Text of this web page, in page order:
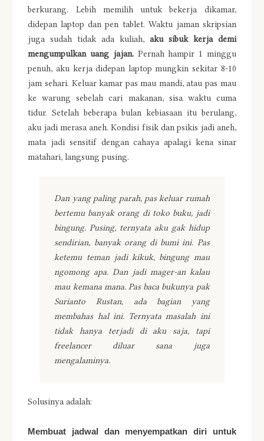
berkurang. Lebih memilih untuk bekerja dikamar,
didepan laptop dan pen tablet. Waktu jaman skripsian
juga sudah tidak ada kuliah, aku sibuk kerja demi
mengumpulkan uang jajan.Pernah hampir 1 minggu
penuh, aku kerja didepan laptop mungkin sekitar 8-10
jam sehari. Keluar kamar pas mau mandi, atau pas mau
ke warung sebelah cari makanan, sisa waktu cuma
tidur. Setelah beberapa bulan kebiasaan itu berulang,
aku jadi merasa aneh. Kondisi fisik dan psikis jadi aneh,
mata jadi sensitif dengan cahaya apalagi kena sinar
matahari, langsung pusing.
Dan yang paling parah, pas keluar rumah
bertemu banyak orang di toko buku, jadi
bingung. Pusing, ternyata aku gak hidup
sendirian, banyak orang di bumi ini. Pas
ketemu teman jadi kikuk, bingung mau
ngomong apa. Dan jadi mager-an kalau
mau kemana mana. Pas baca bukunya pak
Surianto Rustan, ada bagian yang
membahas hal ini. Ternyata masalah ini
tidak hanya terjadi di aku saja, tapi
freelancer diluar sana juga
mengalaminya.
Solusinya adalah:
Membuat jadwal dan menyempatkan diri untuk